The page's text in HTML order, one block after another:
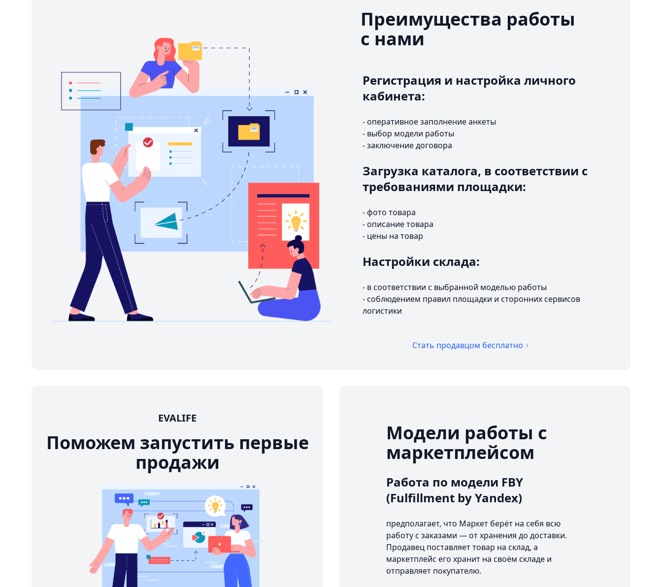
Преимущества работы
с нами
Регистрация и настройка личного
кабинета:
- оперативное заполнение анкеты
- выбор модели работы
- заключение договора
Загрузка каталога, в соответствии с
требованиями площадки:
- фото товара
- описание товара
- цены на товар
Настройки склада:
- в соответствии с выбранной моделью работы
- соблюдением правил площадки и сторонних сервисов
логистики
Стать продавцом бесплатно
EVALIFE
Поможем запустить первые
продажи
Модели работы с
маркетплейсом
Работа по модели FBY
(Fulfillment by Yandex)
предполагает, что Маркет берёт на себя всю
работу с заказами — от хранения до доставки.
Продавец поставляет товар на склад, а
маркетплейс его хранит на своём складе и
отправляет покупателю.